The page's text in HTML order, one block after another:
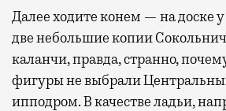
Далее ходите конем — на доске
две небольшие копии
каланчи, правда, странно,
фигуры не выбрали
ипподром. В качестве ладьи,